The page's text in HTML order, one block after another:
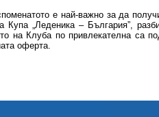
е най-важно за да
Купа „Леденика – България”,
на Клуба по привлекателна са
оферта.